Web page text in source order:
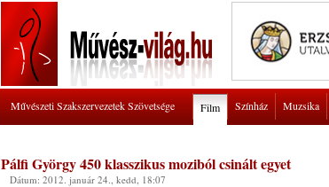
Művészeti Szakszervezetek Szövetsége Film Színház Muzsika
Pálfi György 450 klasszikus moziból csinált egyet
Dátum: 2012. január 24., kedd, 18:07